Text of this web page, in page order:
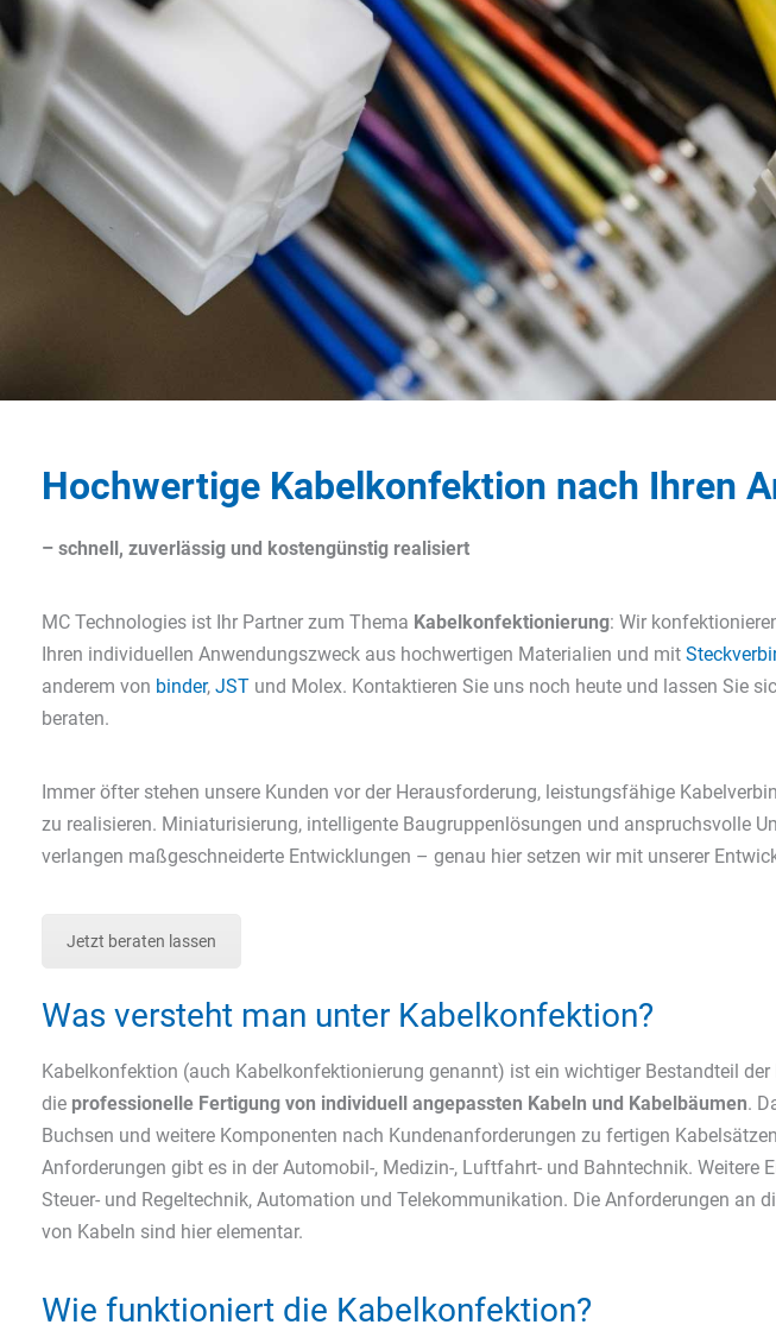
Hochwertige Kabelkonfektion nach Ihren
– schnell, zuverlässig und kostengünstig realisiert
MC Technologies ist Ihr Partner zum Thema Kabelkonfektionierung: Wir
Ihren individuellen Anwendungszweck aus hochwertigen Materialien und mit
anderem von binder, JST und Molex. Kontaktieren Sie uns noch heute und lassen Sie
beraten.
Immer öfter stehen unsere Kunden vor der Herausforderung, leistungsfähige
zu realisieren. Miniaturisierung, intelligente Baugruppenlösungen und anspruchsvolle
verlangen maßgeschneiderte Entwicklungen – genau hier setzen wir mit unserer
Jetzt beraten lassen
Was versteht man unter Kabelkonfektion?
Kabelkonfektion (auch Kabelkonfektionierung genannt) ist ein wichtiger Bestandteil
die professionelle Fertigung von individuell angepassten Kabeln und Kabelbäumen.
Buchsen und weitere Komponenten nach Kundenanforderungen zu fertigen
Anforderungen gibt es in der Automobil-, Medizin-, Luftfahrt- und Bahntechnik. Weitere
Steuer- und Regeltechnik, Automation und Telekommunikation. Die Anforderungen an
von Kabeln sind hier elementar.
Wie funktioniert die Kabelkonfektion?